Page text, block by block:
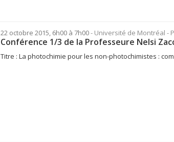
22 octobre 2015, 6h00 à 7h00- Université de Montréal -
Conférence 1/3 de la Professeure Nelsi
Titre : La photochimie pour les non-photochimistes :